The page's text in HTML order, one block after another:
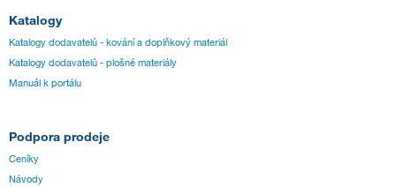
Katalogy
Katalogy dodavatelů - kování a doplňkový materiál
Katalogy dodavatelů - plošné materiály
Manuál k portálu
Podpora prodeje
Ceníky
Návody